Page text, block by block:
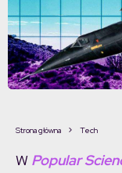
Strona główna Tech
W Popular